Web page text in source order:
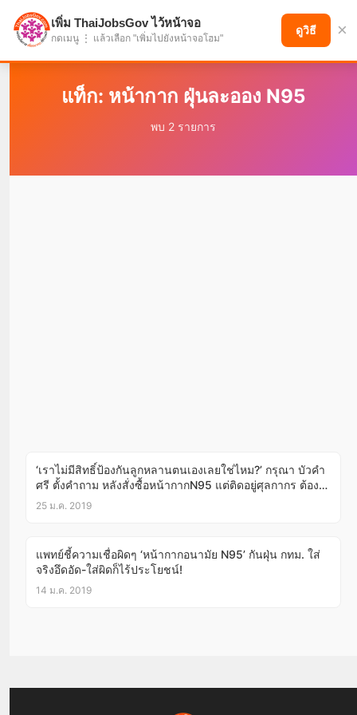
แบ่งปันโอกาส เพื่ออนาคตที่ก้าวหน้า
แท็ก: หน้ากาก ฝุ่นละออง N95
พบ 2 รายการ
‘เราไม่มีสิทธิ์ป้องกันลูกหลานตนเองเลยใช่ไหม?’ กรุณา บัวคำ
ศรี ตั้งคำถาม หลังสั่งซื้อหน้ากากN95 แต่ติดอยู่ศุลกากร ต้อง
เอาใบรับรองแพทย์มายืนยันถึงจะปล่อยได้!
25 ม.ค. 2019
แพทย์ชี้ความเชื่อผิดๆ ‘หน้ากากอนามัย N95’ กันฝุ่น กทม. ใส่
จริงอึดอัด-ใส่ผิดก็ไร้ประโยชน์!
14 ม.ค. 2019
เพิ่ม ThaiJobsGov ไว้หน้าจอ
กดเมนู ⋮ แล้วเลือก "เพิ่มไปยังหน้าจอโฮม"
ดูวิธี ×